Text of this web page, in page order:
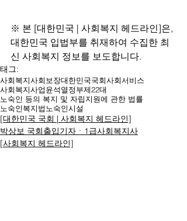
※ 본 [대한민국 | 사회복지 헤드라인]은,
대한민국 입법부를 취재하여 수집한 최
신 사회복지 정보를 보도합니다.
태그:
사회복지사회보장대한민국국회사회서비스
사회복지사업윤석열정부제22대
노숙인 등의 복지 및 자립지원에 관한 법률
노숙인복지법 노숙인시설
[대한민국 국회 | 사회복지 헤드라인]
박상보 국회출입기자ㆍ1급사회복지사
[사회복지 헤드라인]